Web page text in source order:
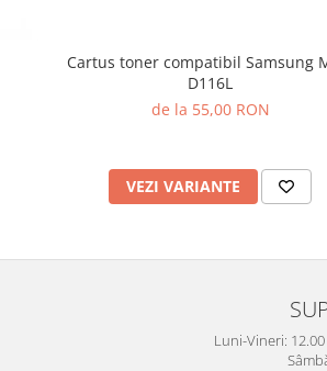
Cartus toner compatibil Samsung
D116L
de la 55,00 RON
VEZI VARIANTE
Luni-Vineri: